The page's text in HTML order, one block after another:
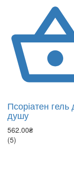
Псоріатен гель
душу
562.00₴
(5)